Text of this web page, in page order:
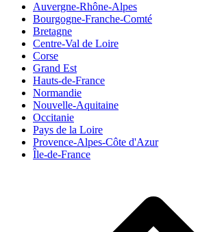
Auvergne-Rhône-Alpes
Bourgogne-Franche-Comté
Bretagne
Centre-Val de Loire
Corse
Grand Est
Hauts-de-France
Normandie
Nouvelle-Aquitaine
Occitanie
Pays de la Loire
Provence-Alpes-Côte d'Azur
Île-de-France